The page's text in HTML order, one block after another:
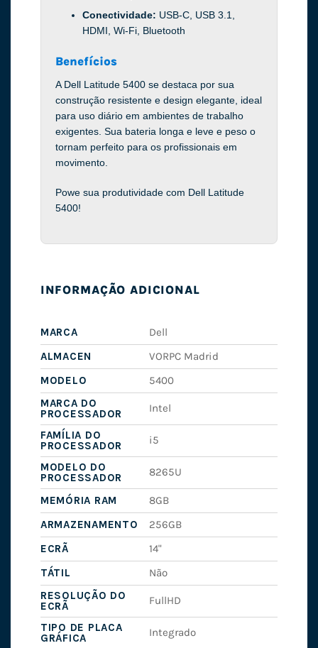
Conectividade: USB-C, USB 3.1,
HDMI, Wi-Fi, Bluetooth
Benefícios
A Dell Latitude 5400 se destaca por sua
construção resistente e design elegante, ideal
para uso diário em ambientes de trabalho
exigentes. Sua bateria longa e leve e peso o
tornam perfeito para os profissionais em
movimento.
Powe sua produtividade com Dell Latitude
5400!
INFORMAÇÃO ADICIONAL
MARCA
Dell
ALMACEN
VORPC Madrid
MODELO
5400
MARCA DO
PROCESSADOR
Intel
FAMÍLIA DO
PROCESSADOR
i5
MODELO DO
PROCESSADOR
8265U
MEMÓRIA RAM
8GB
ARMAZENAMENTO
256GB
ECRÃ
14"
TÁTIL
Não
RESOLUÇÃO DO
ECRÃ
FullHD
TIPO DE PLACA
GRÁFICA
Integrado